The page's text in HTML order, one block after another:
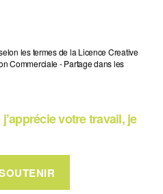
les termes de la Licence Creative
Commerciale - Partage dans les
votre travail, je